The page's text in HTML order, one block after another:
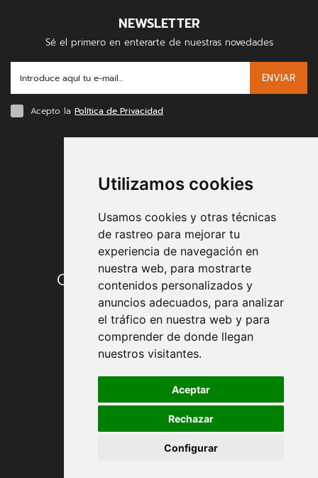
Utilizamos cookies
Usamos cookies y otras técnicas
de rastreo para mejorar tu
experiencia de navegación en
nuestra web, para mostrarte
contenidos personalizados y
anuncios adecuados, para analizar
el tráfico en nuestra web y para
comprender de donde llegan
nuestros visitantes.
Aceptar
Rechazar
Configurar
NEWSLETTER
Sé el primero en enterarte de nuestras novedades
ENVIAR
Acepto la Política de Privacidad
Condiciones de contratación
Envío y entrega
Devoluciones
Formas de pago
Política de Privacidad